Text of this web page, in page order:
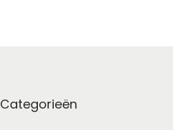
Categorieën